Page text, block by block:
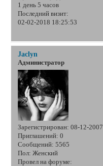
1 день 5 часов
Последний визит:
02-02-2018 18:25:53
Jaclyn
Администратор
Зарегистрирован: 08-12-2007
Приглашений: 0
Сообщений: 5565
Пол: Женский
Провел на форуме: